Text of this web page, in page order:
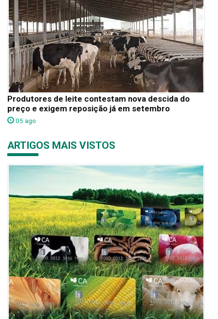
Produtores de leite contestam nova descida do
preço e exigem reposição já em setembro
05 ago
ARTIGOS MAIS VISTOS